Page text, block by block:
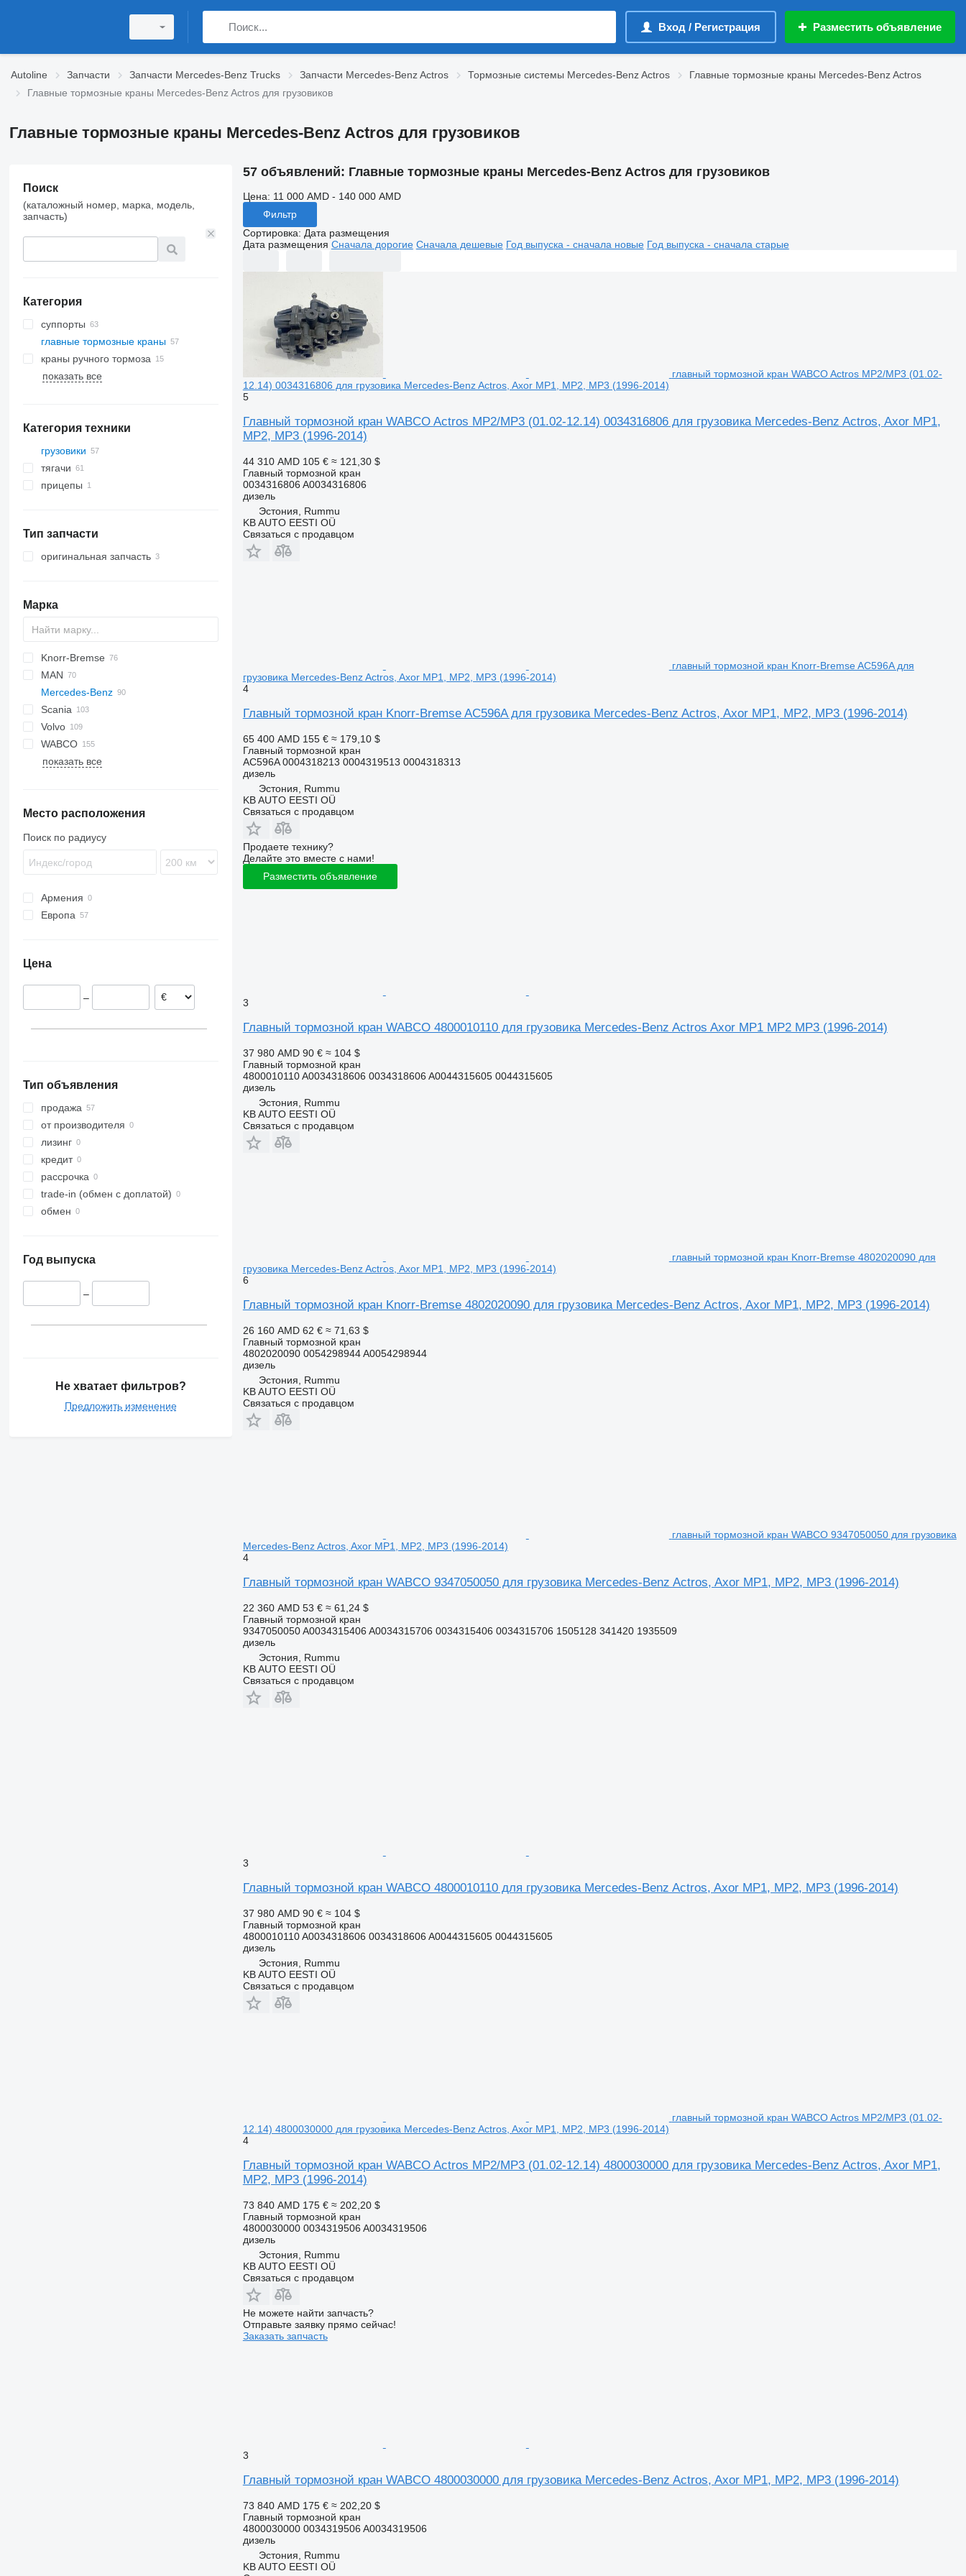
Вход / Регистрация Разместить объявление
Autoline Запчасти Запчасти Mercedes-Benz Trucks Запчасти Mercedes-Benz Actros Тормозные системы Mercedes-Benz Actros
Главные тормозные краны Mercedes-Benz Actros
Главные тормозные краны Mercedes-Benz Actros для грузовиков
Главные тормозные краны Mercedes-Benz Actros для грузовиков
Поиск
(каталожный номер, марка, модель,
запчасть)
Категория
суппорты
главные тормозные краны
краны ручного тормоза
показать все
Категория техники
грузовики
тягачи
прицепы
Тип запчасти
оригинальная запчасть
Марка
CF
LF
XF
Cargo
Daily
EuroCargo
EuroStar
Eurotech
Stralis
Trakker
Knorr-Bremse
MAN
L2000
LE
TGA
TGL
TGM
Mercedes-Benz
A-Class
Actros
Antos
Arocs
Econic
SK
K-series
Magnum
Midliner
Midlum
Scania
R-series
Volvo
F89
FH
FMX
VNL
WABCO
показать все
Место расположения
Поиск по радиусу
Армения
Европа
Литва
Германия
Цена
–
Тип объявления
продажа
от производителя
лизинг
кредит
рассрочка
trade-in (обмен с доплатой)
обмен
Год выпуска
–
Не хватает фильтров?
Предложить изменение
57 объявлений: Главные тормозные краны Mercedes-Benz Actros для грузовиков
Цена: 11 000 AMD - 140 000 AMD
Фильтр
Сортировка: Дата размещения
Дата размещения Сначала дорогие Сначала дешевые Год выпуска - сначала новые Год выпуска - сначала старые
главный тормозной кран WABCO Actros MP2/MP3 (01.02-
12.14) 0034316806 для грузовика Mercedes-Benz Actros, Axor MP1, MP2, MP3 (1996-2014)
5
Главный тормозной кран WABCO Actros MP2/MP3 (01.02-12.14) 0034316806 для грузовика Mercedes-Benz Actros, Axor MP1,
MP2, MP3 (1996-2014)
44 310 AMD 105 € ≈ 121,30 $
Главный тормозной кран
0034316806 A0034316806
дизель
Эстония, Rummu
KB AUTO EESTI OÜ
Связаться с продавцом
главный тормозной кран Knorr-Bremse AC596A для
грузовика Mercedes-Benz Actros, Axor MP1, MP2, MP3 (1996-2014)
4
Главный тормозной кран Knorr-Bremse AC596A для грузовика Mercedes-Benz Actros, Axor MP1, MP2, MP3 (1996-2014)
65 400 AMD 155 € ≈ 179,10 $
Главный тормозной кран
AC596A 0004318213 0004319513 0004318313
дизель
Эстония, Rummu
KB AUTO EESTI OÜ
Связаться с продавцом
Продаете технику?
Делайте это вместе с нами!
Разместить объявление
3
Главный тормозной кран WABCO 4800010110 для грузовика Mercedes-Benz Actros Axor MP1 MP2 MP3 (1996-2014)
37 980 AMD 90 € ≈ 104 $
Главный тормозной кран
4800010110 A0034318606 0034318606 A0044315605 0044315605
дизель
Эстония, Rummu
KB AUTO EESTI OÜ
Связаться с продавцом
главный тормозной кран Knorr-Bremse 4802020090 для
грузовика Mercedes-Benz Actros, Axor MP1, MP2, MP3 (1996-2014)
6
Главный тормозной кран Knorr-Bremse 4802020090 для грузовика Mercedes-Benz Actros, Axor MP1, MP2, MP3 (1996-2014)
26 160 AMD 62 € ≈ 71,63 $
Главный тормозной кран
4802020090 0054298944 A0054298944
дизель
Эстония, Rummu
KB AUTO EESTI OÜ
Связаться с продавцом
главный тормозной кран WABCO 9347050050 для грузовика
Mercedes-Benz Actros, Axor MP1, MP2, MP3 (1996-2014)
4
Главный тормозной кран WABCO 9347050050 для грузовика Mercedes-Benz Actros, Axor MP1, MP2, MP3 (1996-2014)
22 360 AMD 53 € ≈ 61,24 $
Главный тормозной кран
9347050050 A0034315406 A0034315706 0034315406 0034315706 1505128 341420 1935509
дизель
Эстония, Rummu
KB AUTO EESTI OÜ
Связаться с продавцом
3
Главный тормозной кран WABCO 4800010110 для грузовика Mercedes-Benz Actros, Axor MP1, MP2, MP3 (1996-2014)
37 980 AMD 90 € ≈ 104 $
Главный тормозной кран
4800010110 A0034318606 0034318606 A0044315605 0044315605
дизель
Эстония, Rummu
KB AUTO EESTI OÜ
Связаться с продавцом
главный тормозной кран WABCO Actros MP2/MP3 (01.02-
12.14) 4800030000 для грузовика Mercedes-Benz Actros, Axor MP1, MP2, MP3 (1996-2014)
4
Главный тормозной кран WABCO Actros MP2/MP3 (01.02-12.14) 4800030000 для грузовика Mercedes-Benz Actros, Axor MP1,
MP2, MP3 (1996-2014)
73 840 AMD 175 € ≈ 202,20 $
Главный тормозной кран
4800030000 0034319506 A0034319506
дизель
Эстония, Rummu
KB AUTO EESTI OÜ
Связаться с продавцом
Не можете найти запчасть?
Отправьте заявку прямо сейчас!
Заказать запчасть
3
Главный тормозной кран WABCO 4800030000 для грузовика Mercedes-Benz Actros, Axor MP1, MP2, MP3 (1996-2014)
73 840 AMD 175 € ≈ 202,20 $
Главный тормозной кран
4800030000 0034319506 A0034319506
дизель
Эстония, Rummu
KB AUTO EESTI OÜ